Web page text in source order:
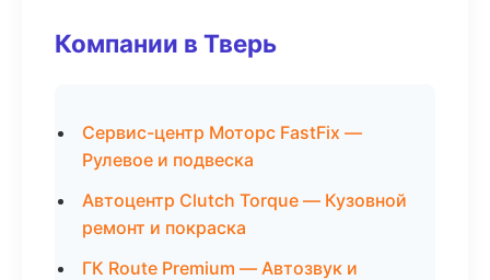
Компании в Тверь
Сервис-центр Моторс FastFix —
Рулевое и подвеска
Автоцентр Clutch Torque — Кузовной
ремонт и покраска
ГК Route Premium — Автозвук и